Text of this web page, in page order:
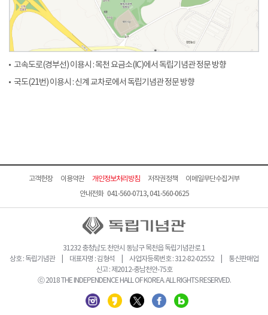
고속도로(경부선) 이용시 : 목천 요금소(IC)에서 독립기념관 정문 방향
국도(21번) 이용시 : 신계 교차로에서 독립기념관 정문 방향
고객헌장 이용약관 개인정보처리방침 저작권정책
이메일무단수집거부
안내전화 041-560-0713, 041-560-0625
31232 충청남도 천안시 동남구 목천읍 독립기념관로 1
상호 : 독립기념관 | 대표자명 : 김형석 | 사업자등록번호 : 312-82-02552 | 통신판매업
신고 : 제2012-충남천안-75호
ⓒ 2018 THE INDEPENDENCE HALL OF KOREA. ALL RIGHTS RESERVED.